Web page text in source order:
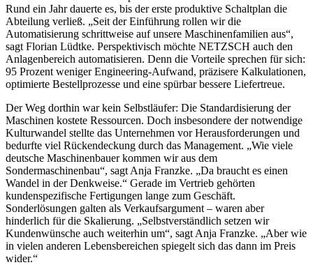
Rund ein Jahr dauerte es, bis der erste produktive Schaltplan die
Abteilung verließ. „Seit der Einführung rollen wir die
Automatisierung schrittweise auf unsere Maschinenfamilien aus“,
sagt Florian Lüdtke. Perspektivisch möchte NETZSCH auch den
Anlagenbereich automatisieren. Denn die Vorteile sprechen für sich:
95 Prozent weniger Engineering-Aufwand, präzisere Kalkulationen,
optimierte Bestellprozesse und eine spürbar bessere Liefertreue.
Der Weg dorthin war kein Selbstläufer: Die Standardisierung der
Maschinen kostete Ressourcen. Doch insbesondere der notwendige
Kulturwandel stellte das Unternehmen vor Herausforderungen und
bedurfte viel Rückendeckung durch das Management. „Wie viele
deutsche Maschinenbauer kommen wir aus dem
Sondermaschinenbau“, sagt Anja Franzke. „Da braucht es einen
Wandel in der Denkweise.“ Gerade im Vertrieb gehörten
kundenspezifische Fertigungen lange zum Geschäft.
Sonderlösungen galten als Verkaufsargument – waren aber
hinderlich für die Skalierung. „Selbstverständlich setzen wir
Kundenwünsche auch weiterhin um“, sagt Anja Franzke. „Aber wie
in vielen anderen Lebensbereichen spiegelt sich das dann im Preis
wider.“